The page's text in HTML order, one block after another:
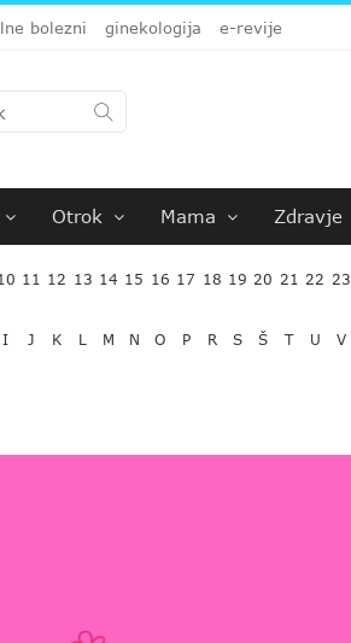
bolezni ginekologija e-revije
Otrok Mama Zdravje
11 12 13 14 15 16 17 18 19 20 21 22 23
I J K L M N O P R S Š T U V